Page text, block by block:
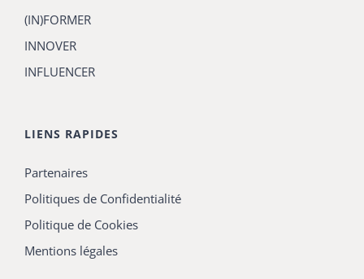
(IN)FORMER
INNOVER
INFLUENCER
LIENS RAPIDES
Partenaires
Politiques de Confidentialité
Politique de Cookies
Mentions légales